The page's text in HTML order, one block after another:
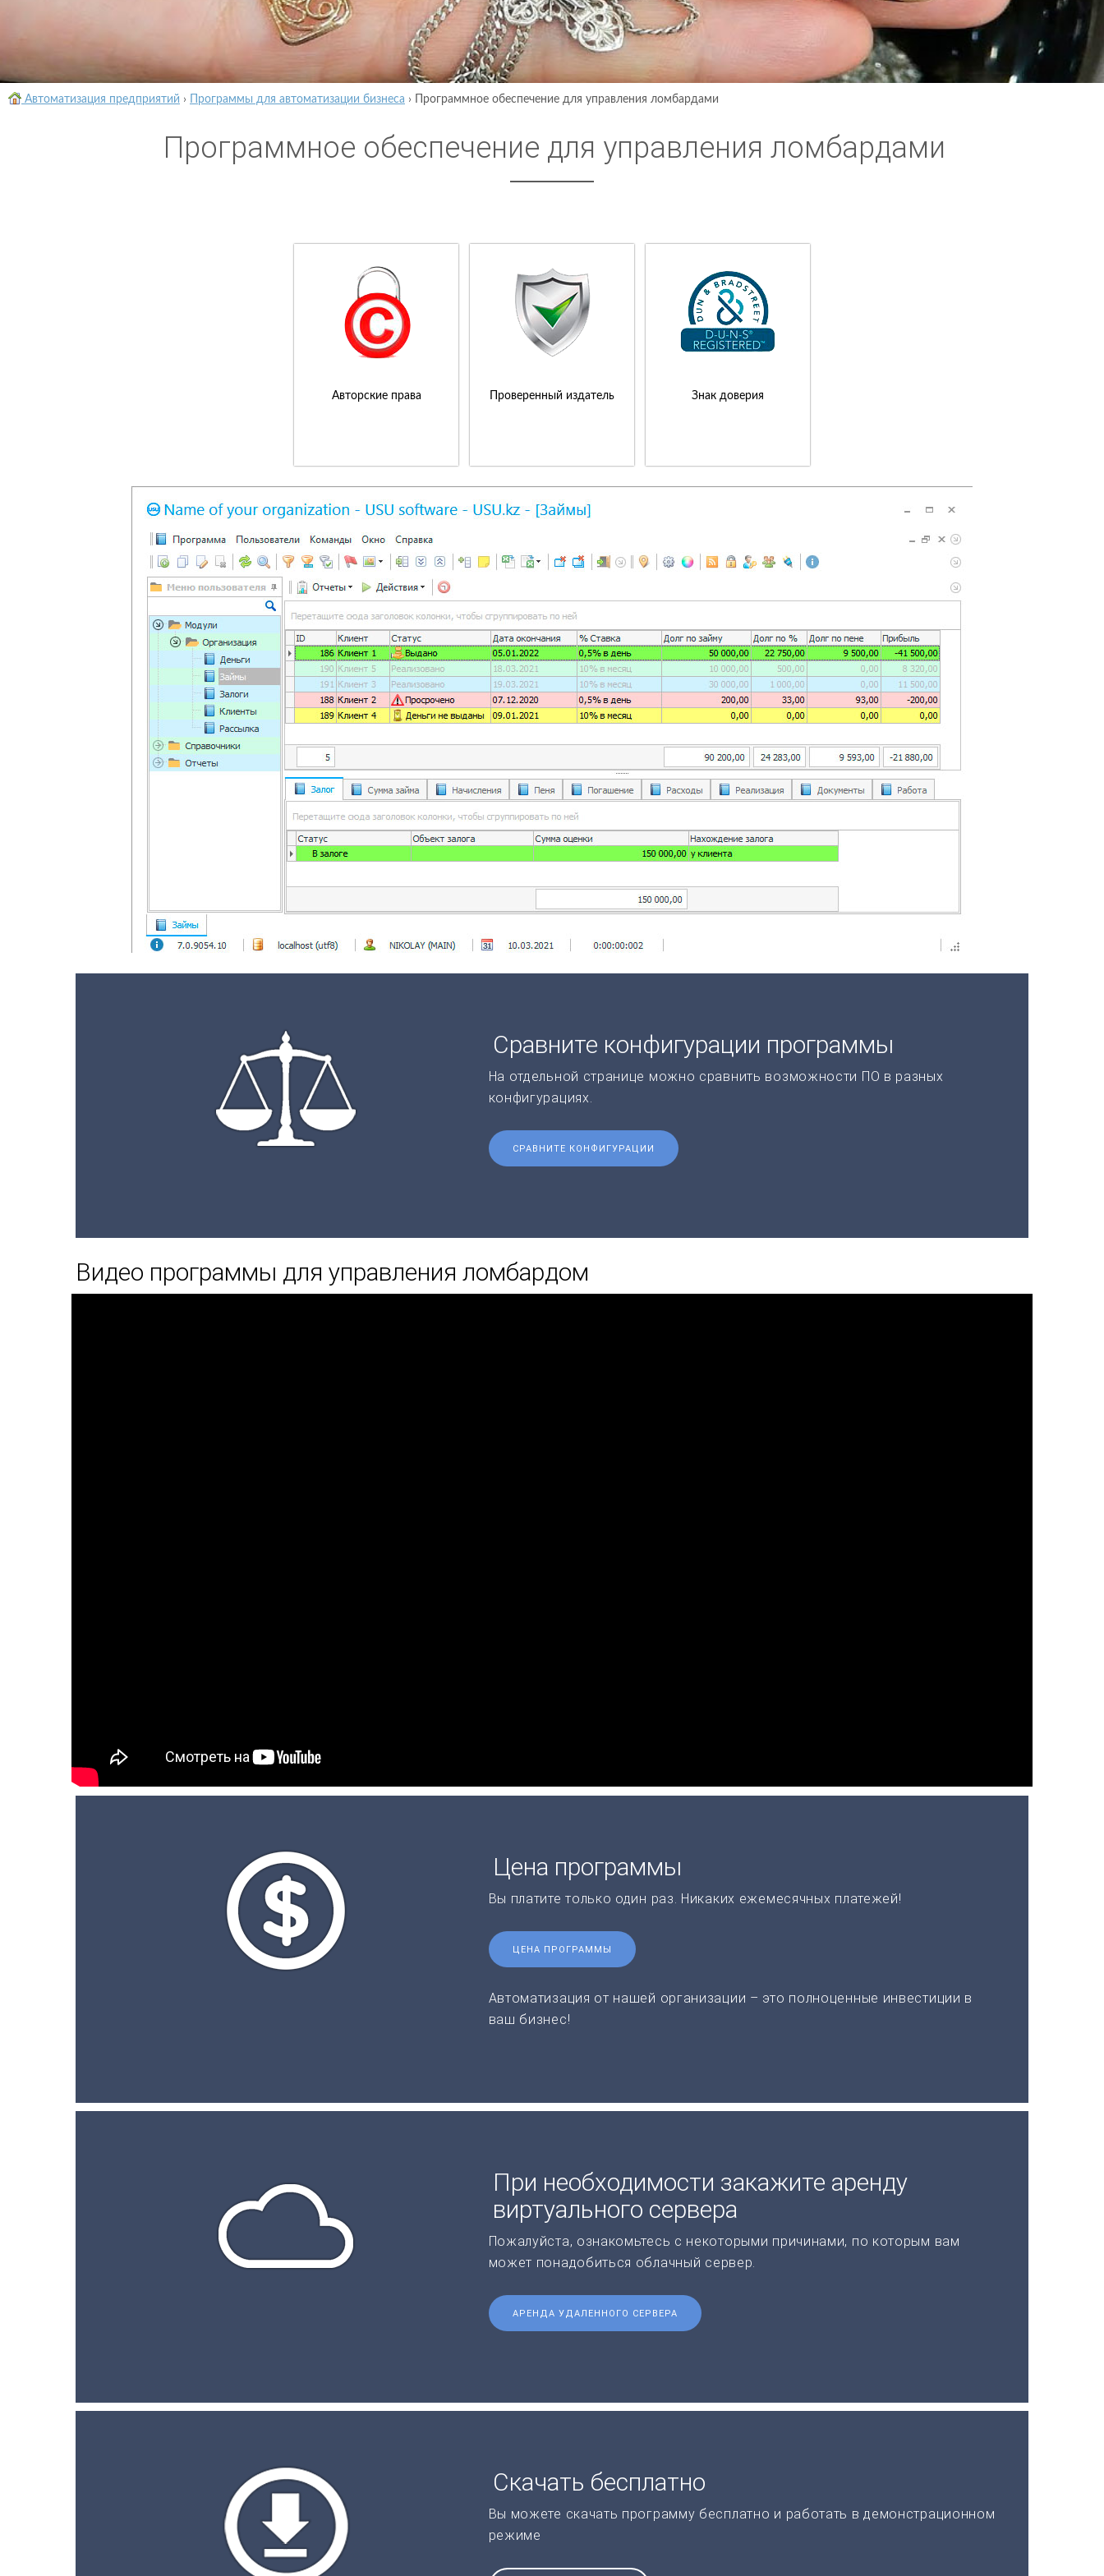
Автоматизация предприятий › Программы для автоматизации бизнеса › Программное обеспечение для управления ломбардами
Программное обеспечение для управления ломбардами
Авторские права Проверенный издатель Знак доверия
Сравните конфигурации программы
На отдельной странице можно сравнить возможности ПО в разных
конфигурациях.
СРАВНИТЕ КОНФИГУРАЦИИ
Видео программы для управления ломбардом
Цена программы
Вы платите только один раз. Никаких ежемесячных платежей!
ЦЕНА ПРОГРАММЫ
Автоматизация от нашей организации – это полноценные инвестиции в
ваш бизнес!
При необходимости закажите аренду
виртуального сервера
Пожалуйста, ознакомьтесь с некоторыми причинами, по которым вам
может понадобиться облачный сервер.
АРЕНДА УДАЛЕННОГО СЕРВЕРА
Скачать бесплатно
Вы можете скачать программу бесплатно и работать в демонстрационном
режиме